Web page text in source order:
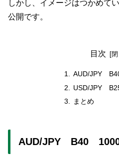
しかし、イメージはつかめて
公開です。
目次
AUD/JPY
USD/JPY
まとめ
AUD/JPY B40